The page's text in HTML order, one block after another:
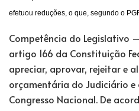
efetuou reduções, o que, segundo o
Competência do Legislativo
artigo 166 da Constituição
apreciar, aprovar, rejeitar e
orçamentária do Judiciário e
Congresso Nacional. De